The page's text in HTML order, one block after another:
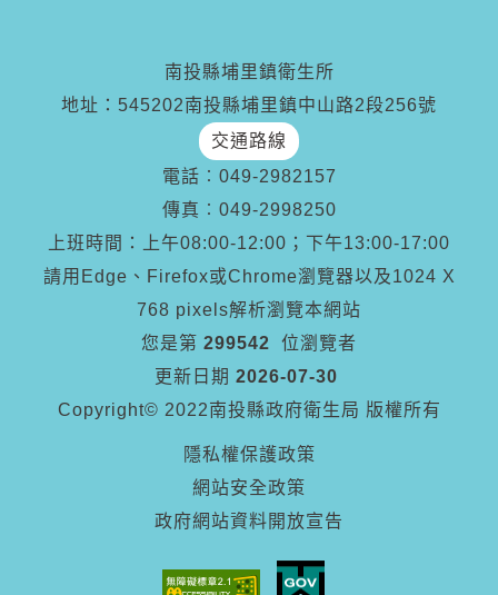
南投縣埔里鎮衛生所
地址：545202南投縣埔里鎮中山路2段256號
交通路線
電話︰ 049-2982157
傳真︰ 049-2998250
上班時間：上午08:00-12:00；下午13:00-17:00
請用Edge、Firefox或Chrome瀏覽器以及1024 X
768 pixels解析瀏覽本網站
您是第 299542
位瀏覽者
更新日期 2026-07-30
Copyright© 2022南投縣政府衛生局 版權所有
隱私權保護政策
網站安全政策
政府網站資料開放宣告